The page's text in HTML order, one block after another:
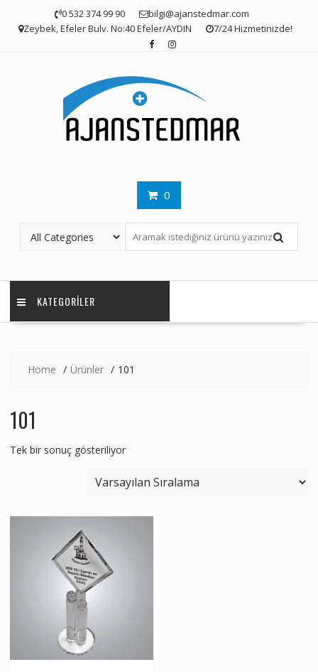
0 532 374 99 90
bilgi@ajanstedmar.com
Zeybek, Efeler Bulv. No:40 Efeler/AYDIN
7/24 Hizmetinizde!
0
KATEGORILER
Home Ürünler 101
101
Tek bir sonuç gösteriliyor